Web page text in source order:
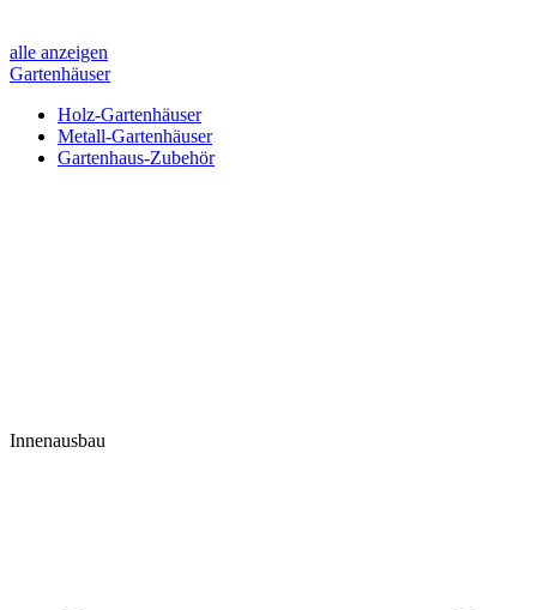
alle anzeigen
Gartenhäuser
Holz-Gartenhäuser
Metall-Gartenhäuser
Gartenhaus-Zubehör
Innenausbau